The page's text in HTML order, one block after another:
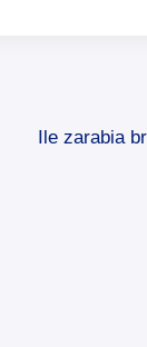
Ile zarabia